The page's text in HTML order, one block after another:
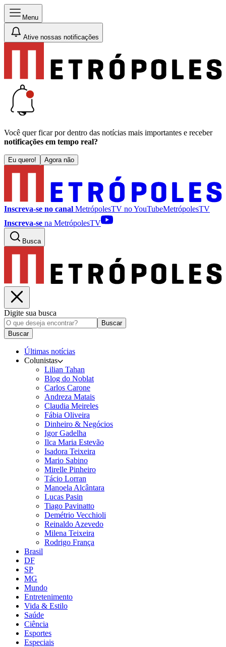
Menu
Ative nossas notificações
Você quer ficar por dentro das notícias mais importantes e receber
notificações em tempo real?
Eu quero! Agora não
Inscreva-se no canal MetrópolesTV noYouTubeMetrópolesTV
Inscreva-se na MetrópolesTV
Busca
Digite sua busca
Buscar
Buscar
Últimas notícias
Colunistas
Lilian Tahan
Blog do Noblat
Carlos Carone
Andreza Matais
Claudia Meireles
Fábia Oliveira
Dinheiro & Negócios
Igor Gadelha
Ilca Maria Estevão
Isadora Teixeira
Mario Sabino
Mirelle Pinheiro
Tácio Lorran
Manoela Alcântara
Lucas Pasin
Tiago Pavinatto
Demétrio Vecchioli
Reinaldo Azevedo
Milena Teixeira
Rodrigo França
Brasil
DF
SP
MG
Mundo
Entretenimento
Vida & Estilo
Saúde
Ciência
Esportes
Especiais